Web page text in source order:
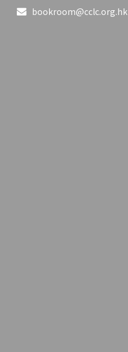
bookroom@cclc.org.hk